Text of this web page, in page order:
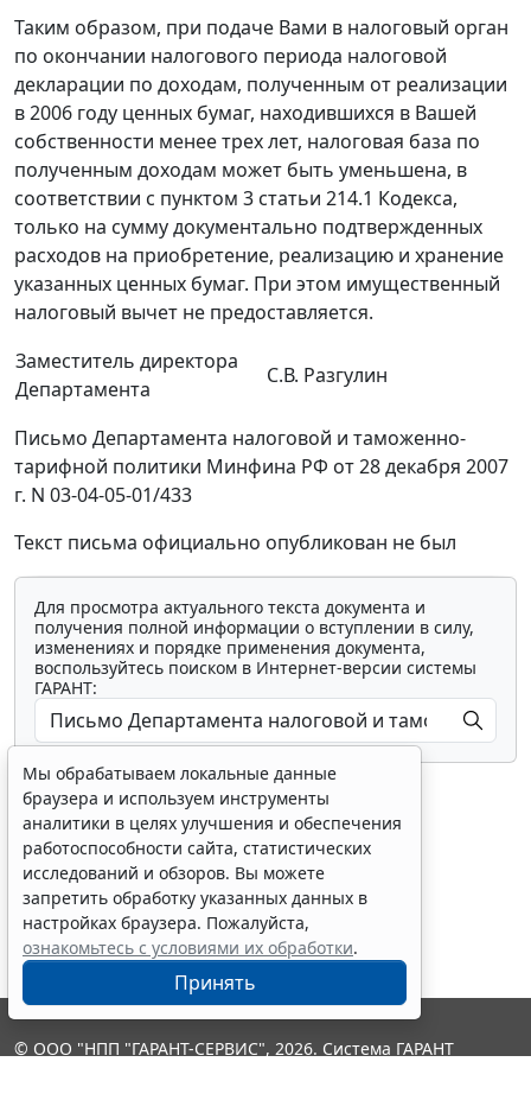
Таким образом, при подаче Вами в налоговый орган
по окончании налогового периода налоговой
декларации по доходам, полученным от реализации
в 2006 году ценных бумаг, находившихся в Вашей
собственности менее трех лет, налоговая база по
полученным доходам может быть уменьшена, в
соответствии с пунктом 3 статьи 214.1 Кодекса,
только на сумму документально подтвержденных
расходов на приобретение, реализацию и хранение
указанных ценных бумаг. При этом имущественный
налоговый вычет не предоставляется.
Заместитель директора
Департамента
С.В. Разгулин
Письмо Департамента налоговой и таможенно-
тарифной политики Минфина РФ от 28 декабря 2007
г. N 03-04-05-01/433
Текст письма официально опубликован не был
Для просмотра актуального текста документа и
получения полной информации о вступлении в силу,
изменениях и порядке применения документа,
воспользуйтесь поиском в Интернет-версии системы
ГАРАНТ:
Показать все материалы
Мы обрабатываем локальные данные
браузера и используем инструменты
аналитики в целях улучшения и обеспечения
работоспособности сайта, статистических
исследований и обзоров. Вы можете
запретить обработку указанных данных в
настройках браузера. Пожалуйста,
ознакомьтесь с условиями их обработки.
Принять
© ООО "НПП "ГАРАНТ-СЕРВИС", 2026. Система ГАРАНТ